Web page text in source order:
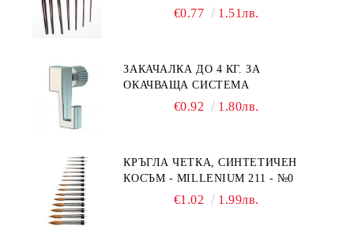
€0.77 1.51лв.
ЗАКАЧАЛКА ДО 4 КГ. ЗА
ОКАЧВАЩА СИСТЕМА
€0.92 1.80лв.
КРЪГЛА ЧЕТКА, СИНТЕТИЧЕН
КОСЪМ - MILLENIUM 211 - №0
€1.02 1.99лв.